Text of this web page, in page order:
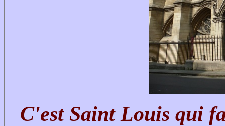
C'est Saint Louis qui